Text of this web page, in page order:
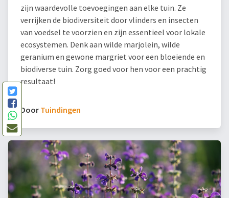
zijn waardevolle toevoegingen aan elke tuin. Ze
verrijken de biodiversiteit door vlinders en insecten
van voedsel te voorzien en zijn essentieel voor lokale
ecosystemen. Denk aan wilde marjolein, wilde
geranium en gewone margriet voor een bloeiende en
biodiverse tuin. Zorg goed voor hen voor een prachtig
resultaat!
Door Tuindingen